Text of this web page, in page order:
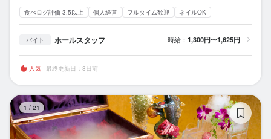
食べログ評価 3.5以上 個人経営 フルタイム歓迎 ネイルOK
バイト ホールスタッフ 時給： 1,300円〜1,625円
人気 最終更新日：8日前
1 / 21